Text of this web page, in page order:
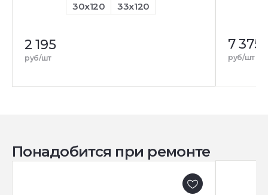
30x120 33x120
2 195
руб/шт
7 375
руб/шт
Понадобится при ремонте